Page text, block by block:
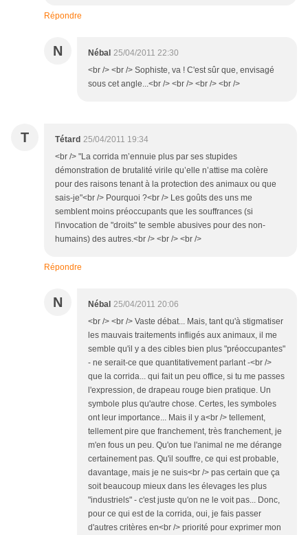
Répondre
N Nébal 25/04/2011 22:30
<br /> <br /> Sophiste, va ! C'est sûr que, envisagé
sous cet angle...<br /> <br /> <br /> <br />
T Tétard 25/04/2011 19:34
<br /> "La corrida m’ennuie plus par ses stupides
démonstration de brutalité virile qu’elle n’attise ma colère
pour des raisons tenant à la protection des animaux ou que
sais-je"<br /> Pourquoi ?<br /> Les goûts des uns me
semblent moins préoccupants que les souffrances (si
l'invocation de "droits" te semble abusives pour des non-
humains) des autres.<br /> <br /> <br />
Répondre
N Nébal 25/04/2011 20:06
<br /> <br /> Vaste débat... Mais, tant qu'à stigmatiser
les mauvais traitements infligés aux animaux, il me
semble qu'il y a des cibles bien plus "préoccupantes"
- ne serait-ce que quantitativement parlant -<br />
que la corrida... qui fait un peu office, si tu me passes
l'expression, de drapeau rouge bien pratique. Un
symbole plus qu'autre chose. Certes, les symboles
ont leur importance... Mais il y a<br /> tellement,
tellement pire que franchement, très franchement, je
m'en fous un peu. Qu'on tue l'animal ne me dérange
certainement pas. Qu'il souffre, ce qui est probable,
davantage, mais je ne suis<br /> pas certain que ça
soit beaucoup mieux dans les élevages les plus
"industriels" - c'est juste qu'on ne le voit pas... Donc,
pour ce qui est de la corrida, oui, je fais passer
d'autres critères en<br /> priorité pour exprimer mon